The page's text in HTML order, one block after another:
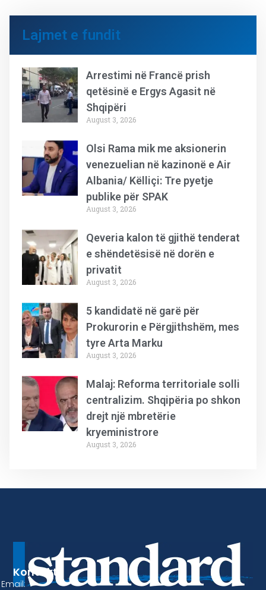
Lajmet e fundit
Arrestimi në Francë prish
qetësinë e Ergys Agasit në
Shqipëri
August 3, 2026
Olsi Rama mik me aksionerin
venezuelian në kazinonë e Air
Albania/ Këlliçi: Tre pyetje
publike për SPAK
August 3, 2026
Qeveria kalon të gjithë tenderat
e shëndetësisë në dorën e
privatit
August 3, 2026
5 kandidatë në garë për
Prokurorin e Përgjithshëm, mes
tyre Arta Marku
August 3, 2026
Malaj: Reforma territoriale solli
centralizim. Shqipëria po shkon
drejt një mbretërie
kryeministrore
August 3, 2026
Kontakt
Email: